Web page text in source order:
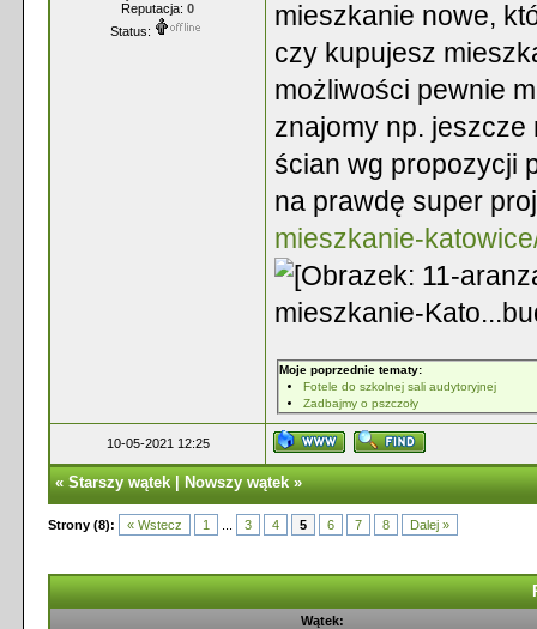
Reputacja: 0
Status:
mieszkanie nowe,
czy kupujesz
możliwości pewnie
znajomy np. jeszcze
ścian wg propozycji
na prawdę super
mieszkanie-
Moje poprzednie tematy:
Fotele do szkolnej sali audytoryjnej
Zadbajmy o pszczoły
10-05-2021 12:25
«Starszy wątek|Nowszy wątek»
Strony (8): « Wstecz 1 3 4 5 6 7 8 Dalej »
Wątek: